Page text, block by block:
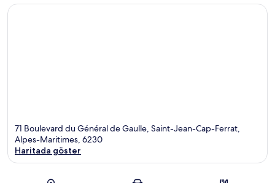
71 Boulevard du Général de Gaulle, Saint-Jean-Cap-Ferrat,
Alpes-Maritimes, 6230
Haritada göster